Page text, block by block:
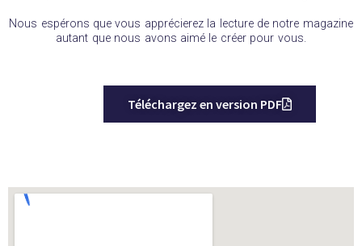
Nous espérons que vous apprécierez la lecture de notre magazine
autant que nous avons aimé le créer pour vous.
Téléchargez en version PDF